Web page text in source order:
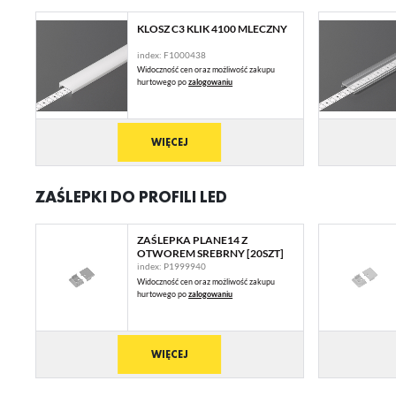
KLOSZ C3 KLIK 4100 MLECZNY
index: F1000438
Widoczność cen oraz możliwość zakupu
hurtowego pozalogowaniu
WIĘCEJ
ZAŚLEPKI DO PROFILI LED
ZAŚLEPKA PLANE14 Z
OTWOREM SREBRNY [20SZT]
index: P1999940
Widoczność cen oraz możliwość zakupu
hurtowego pozalogowaniu
WIĘCEJ